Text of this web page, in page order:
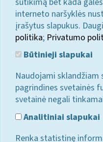
interneto naršyklės
įrašytus slapukus.
politika; Privatumo
Būtinieji slapukai
Naudojami
pagrindines svetainės
svetainė negali
Analitiniai slapukai
Renka statistinę